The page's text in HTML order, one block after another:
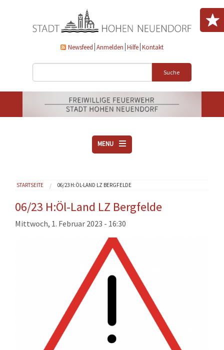
Newsfeed Anmelden Hilfe Kontakt
Suche
MENU
VEREINE
AKTUELLES
DOWNLOADS
KONTAKT
TECHNIK
EINSÄTZE
Sie sind hier
STARTSEITE 06/23 H:ÖL-LAND LZ BERGFELDE
06/23 H:Öl-Land LZ Bergfelde
Mittwoch, 1. Februar 2023 - 16:30